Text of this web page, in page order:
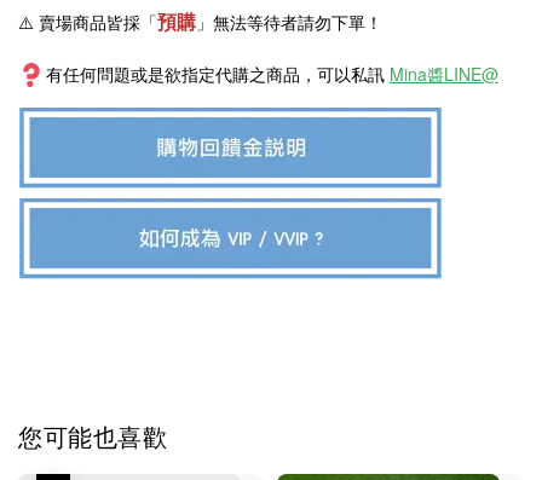
⚠️ 賣場商品皆採 「預購 」 無法等待者請勿下單！
有任何問題或是欲指定代購之商品，可以私訊 Mina醬LINE@
您可能也喜歡